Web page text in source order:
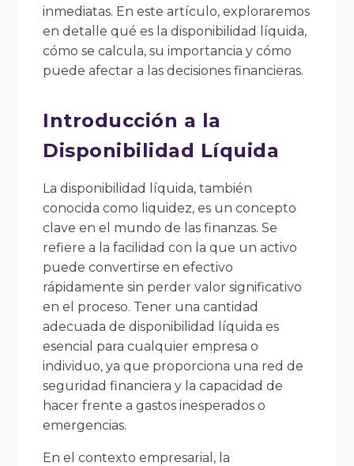
inmediatas. En este artículo, exploraremos
en detalle qué es la disponibilidad líquida,
cómo se calcula, su importancia y cómo
puede afectar a las decisiones financieras.
Introducción a la
Disponibilidad Líquida
La disponibilidad líquida, también
conocida como liquidez, es un concepto
clave en el mundo de las finanzas. Se
refiere a la facilidad con la que un activo
puede convertirse en efectivo
rápidamente sin perder valor significativo
en el proceso. Tener una cantidad
adecuada de disponibilidad líquida es
esencial para cualquier empresa o
individuo, ya que proporciona una red de
seguridad financiera y la capacidad de
hacer frente a gastos inesperados o
emergencias.
En el contexto empresarial, la